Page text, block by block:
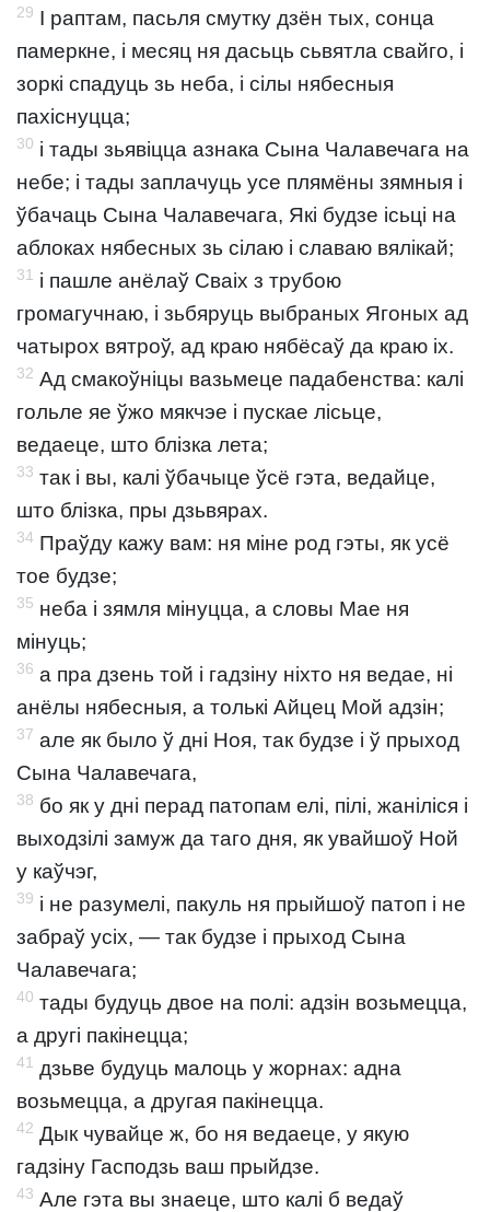
29 І раптам, пасьля смутку дзён тых, сонца
памеркне, і месяц ня дасьць сьвятла свайго, і
зоркі спадуць зь неба, і сілы нябесныя
пахіснуцца;
30 і тады зьявіцца азнака Сына Чалавечага на
небе; і тады заплачуць усе плямёны зямныя і
ўбачаць Сына Чалавечага, Які будзе ісьці на
аблоках нябесных зь сілаю і славаю вялікай;
31 і пашле анёлаў Сваіх з трубою
громагучнаю, і зьбяруць выбраных Ягоных ад
чатырох вятроў, ад краю нябёсаў да краю іх.
32 Ад смакоўніцы вазьмеце падабенства: калі
гольле яе ўжо мякчэе і пускае лісьце,
ведаеце, што блізка лета;
33 так і вы, калі ўбачыце ўсё гэта, ведайце,
што блізка, пры дзьвярах.
34 Праўду кажу вам: ня міне род гэты, як усё
тое будзе;
35 неба і зямля мінуцца, а словы Мае ня
мінуць;
36 а пра дзень той і гадзіну ніхто ня ведае, ні
анёлы нябесныя, а толькі Айцец Мой адзін;
37 але як было ў дні Ноя, так будзе і ў прыход
Сына Чалавечага,
38 бо як у дні перад патопам елі, пілі, жаніліся і
выходзілі замуж да таго дня, як увайшоў Ной
у каўчэг,
39 і не разумелі, пакуль ня прыйшоў патоп і не
забраў усіх, — так будзе і прыход Сына
Чалавечага;
40 тады будуць двое на полі: адзін возьмецца,
а другі пакінецца;
41 дзьве будуць малоць у жорнах: адна
возьмецца, а другая пакінецца.
42 Дык чувайце ж, бо ня ведаеце, у якую
гадзіну Гасподзь ваш прыйдзе.
43 Але гэта вы знаеце, што калі б ведаў